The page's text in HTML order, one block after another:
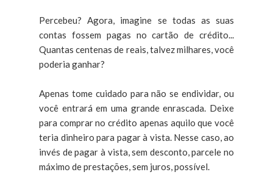
Percebeu? Agora, imagine se todas as suas
contas fossem pagas no cartão de crédito...
Quantas centenas de reais, talvez milhares, você
poderia ganhar?
Apenas tome cuidado para não se endividar, ou
você entrará em uma grande enrascada. Deixe
para comprar no crédito apenas aquilo que você
teria dinheiro para pagar à vista. Nesse caso, ao
invés de pagar à vista, sem desconto, parcele no
máximo de prestações, sem juros, possível.